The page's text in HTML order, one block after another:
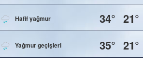
Hafif yağmur 34° 21°
Yağmur geçişleri 35° 21°